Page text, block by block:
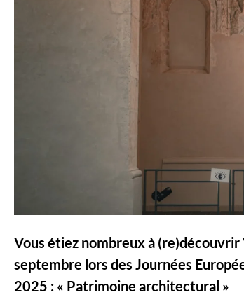
Vous étiez nombreux à
septembre lors des Journées
2025 : « Patrimoine architectural »